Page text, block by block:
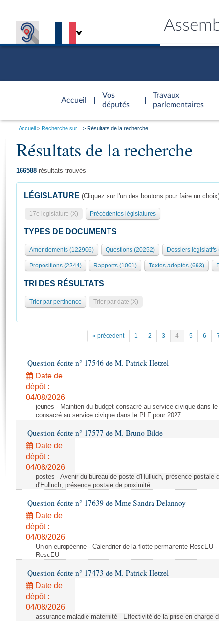
Accueil
d'accueil
Vos
députés
Travaux
parlementaires
Présidence
577 députés
Groupes politiques
Séance publique
Commissions et autres organes
Europe et International
Pétitions
Projets de loi
Propositions de loi
Amendements
Textes adoptés
Rapports législatifs
Rapports sur l'application des lois
Baromètre de l’application des lois
Dossiers législatifs
Budget et sécurité sociale
Questions écrites et orales
Comptes rendus des débats
Général
Rôle et pouvoirs de l'Assemblée
Organisation de l'Assemblée
Présidence Conférence des Présidents Bureau Collège des
Statistiques et chiffres clés
Documents de référence
( Constitution | Règlement de l'Assemblée ... )
Histoire
Juniors
Anciennes législatures
Visiter l'Assemblée
Visite virtuelle du palais Bourbon
Assister à une séance
Contacts et plan d'accès
Photos libres de droit
Vous
Accueil Recherche sur... Résultats de la recherche
Résultats de la recherche
166588 résultats trouvés
LÉGISLATURE (Cliquez sur l'un des boutons pour faire un choix)
17e législature (X) Précédentes législatures
TYPES DE DOCUMENTS
Amendements (122906) Questions (20252) Dossiers législatifs
Propositions (2244) Rapports (1001) Textes adoptés (693)
TRI DES RÉSULTATS
Trier par pertinence Trier par date (X)
« précedent 1 2 3 4 5 6
Question écrite n° 17546 de M. Patrick Hetzel
Date de
dépôt :
04/08/2026
jeunes - Maintien du budget consacré au service civique dans
consacré au service civique dans le PLF pour 2027
Question écrite n° 17577 de M. Bruno Bilde
Date de
dépôt :
04/08/2026
postes - Avenir du bureau de poste d'Hulluch, présence postale
d'Hulluch, présence postale de proximité
Question écrite n° 17639 de Mme Sandra Delannoy
Date de
dépôt :
04/08/2026
Union européenne - Calendrier de la flotte permanente RescEU
RescEU
Question écrite n° 17473 de M. Patrick Hetzel
Date de
dépôt :
04/08/2026
assurance maladie maternité - Effectivité de la prise en charge